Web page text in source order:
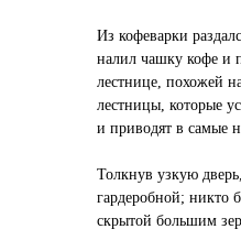
Из кофеварки
налил чашку кофе и
лестнице, похожей
лестницы, которые
и приводят в самые
Толкнув узкую
гардеробной; никто
скрытой большим